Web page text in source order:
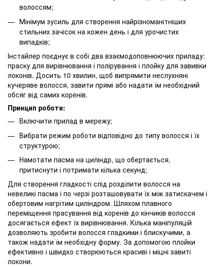
волоссям;
Мінімум зусиль для створення найрізноманітніших
стильних зачісок на кожен день і для урочистих
випадків;
Інстайлер поєднує в собі два взаємодоповнюючих приладу:
праску для вирівнювання і полірування і плойку для завивки
локонів. Досить 10 хвилин, щоб випрямити неслухняні
кучеряве волосся, завити прямі або надати їм необхідний
обсяг від самих коренів.
Принцип роботи:
Включити прилад в мережу;
Вибрати режим роботи відповідно до типу волосся і їх
структурою;
Намотати пасма на циліндр, що обертається,
притиснути і потримати кілька секунд;
Для створення гладкості слід розділити волосся на
невеликі пасма і по черзі розташовувати їх між затискачем і
обертовим нагрітим циліндром. Шляхом плавного
переміщення прасування від коренів до кінчиків волосся
досягається ефект їх вирівнювання. Кілька маніпуляцій
дозволяють зробити волосся гладкими і блискучими, а
також надати їм необхідну форму. За допомогою плойки
ефективно і швидко створюються красиві і міцні завиті
локони.